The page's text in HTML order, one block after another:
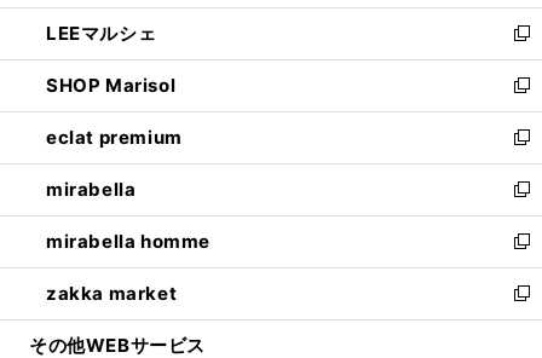
開
く
ウ
で
開
く
ン
ド
ウ
で
開
く
ウ
ィ
ン
ド
ウ
で
開
く
し
い
ウ
ィ
ン
ド
ウ
で
開
く
LEEマルシェ
新
し
い
ウ
ィ
ン
ド
ウ
で
開
く
SHOP Marisol
新
し
い
ウ
ィ
ン
ド
ウ
で
開
eclat premium
新
し
い
ウ
ィ
ン
ド
ウ
mirabella
新
し
い
ウ
ィ
ン
mirabella homme
新
し
い
ウ
zakka market
新
し
その他WEBサービス